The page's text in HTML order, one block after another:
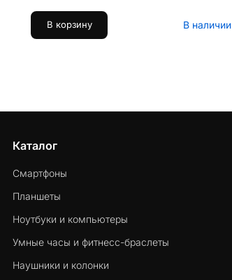
В корзину В наличии
Каталог
Смартфоны
Планшеты
Ноутбуки и компьютеры
Умные часы и фитнесс-браслеты
Наушники и колонки